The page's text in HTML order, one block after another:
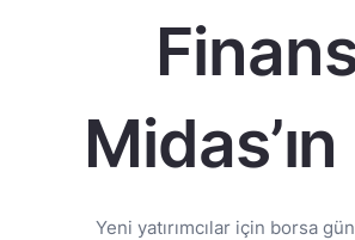
Yeni yatırımcılar için borsa